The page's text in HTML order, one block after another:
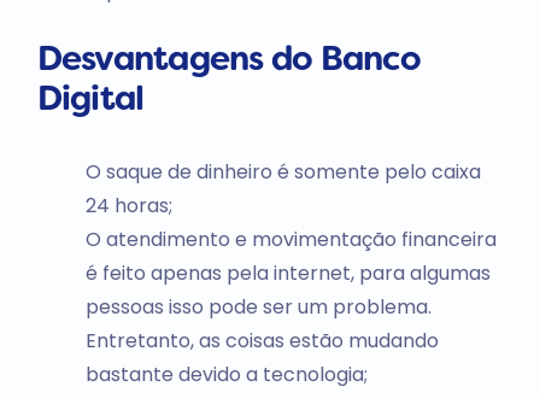
Desvantagens do Banco
Digital
O saque de dinheiro é somente pelo caixa
24 horas;
O atendimento e movimentação financeira
é feito apenas pela internet, para algumas
pessoas isso pode ser um problema.
Entretanto, as coisas estão mudando
bastante devido a tecnologia;